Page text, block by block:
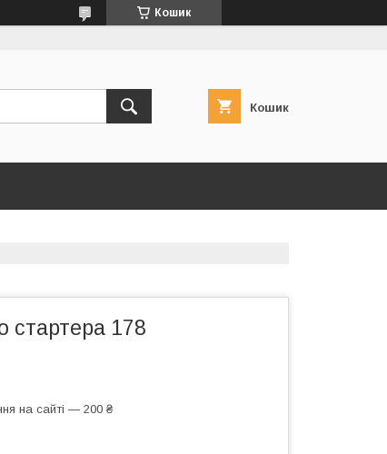
Кошик
Кошик
стартера 178
на сайті — 200 ₴